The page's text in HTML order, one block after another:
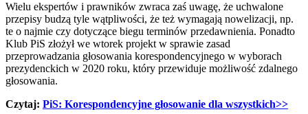
Wielu ekspertów i prawników zwraca zaś uwagę, że uchwalone
przepisy budzą tyle wątpliwości, że też wymagają nowelizacji, np.
te o najmie czy dotyczące biegu terminów przedawnienia. Ponadto
Klub PiS złożył we wtorek projekt w sprawie zasad
przeprowadzania głosowania korespondencyjnego w wyborach
prezydenckich w 2020 roku, który przewiduje możliwość zdalnego
głosowania.
Czytaj: PiS: Korespondencyjne głosowanie dla wszystkich>>